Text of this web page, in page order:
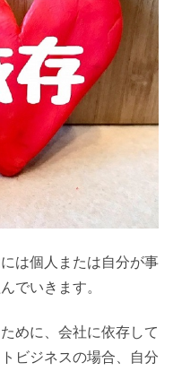
は個人または自分が事
でいきます。
めに、会社に依存して
ビジネスの場合、自分